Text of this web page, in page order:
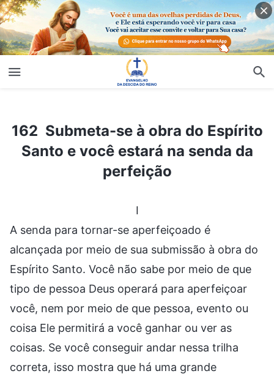
162 Submeta-se à obra do Espírito
Santo e você estará na senda da
perfeição
I
A senda para tornar-se aperfeiçoado é
alcançada por meio de sua submissão à obra do
Espírito Santo. Você não sabe por meio de que
tipo de pessoa Deus operará para aperfeiçoar
você, nem por meio de que pessoa, evento ou
coisa Ele permitirá a você ganhar ou ver as
coisas. Se você conseguir andar nessa trilha
correta, isso mostra que há uma grande